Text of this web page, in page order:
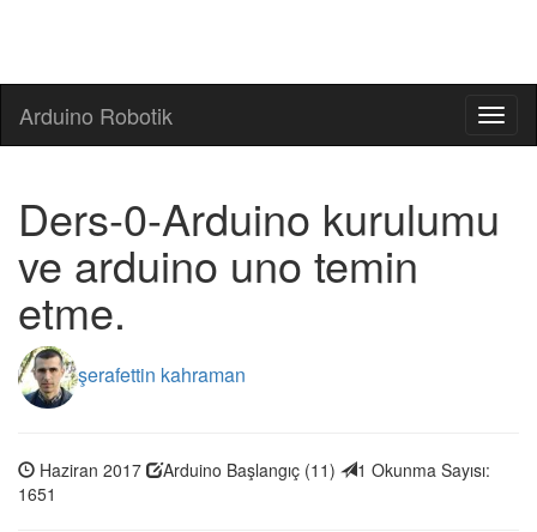
Arduino Robotik
Ders-0-Arduino kurulumu
ve arduino uno temin
etme.
şerafettin kahraman
Haziran 2017 Arduino Başlangıç (11) 1 Okunma Sayısı:
1651